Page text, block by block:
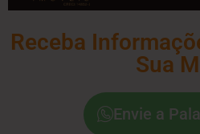
Receba
Sua
Envie a